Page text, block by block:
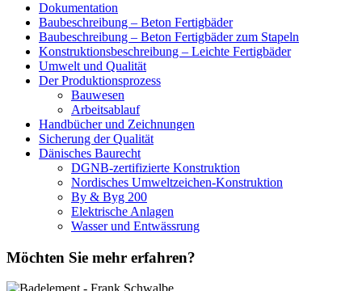
Dokumentation
Baubeschreibung – Beton Fertigbäder
Baubeschreibung – Beton Fertigbäder zum Stapeln
Konstruktionsbeschreibung – Leichte Fertigbäder
Umwelt und Qualität
Der Produktionsprozess
Bauwesen
Arbeitsablauf
Handbücher und Zeichnungen
Sicherung der Qualität
Dänisches Baurecht
DGNB-zertifizierte Konstruktion
Nordisches Umweltzeichen-Konstruktion
By & Byg 200
Elektrische Anlagen
Wasser und Entwässrung
Möchten Sie mehr erfahren?